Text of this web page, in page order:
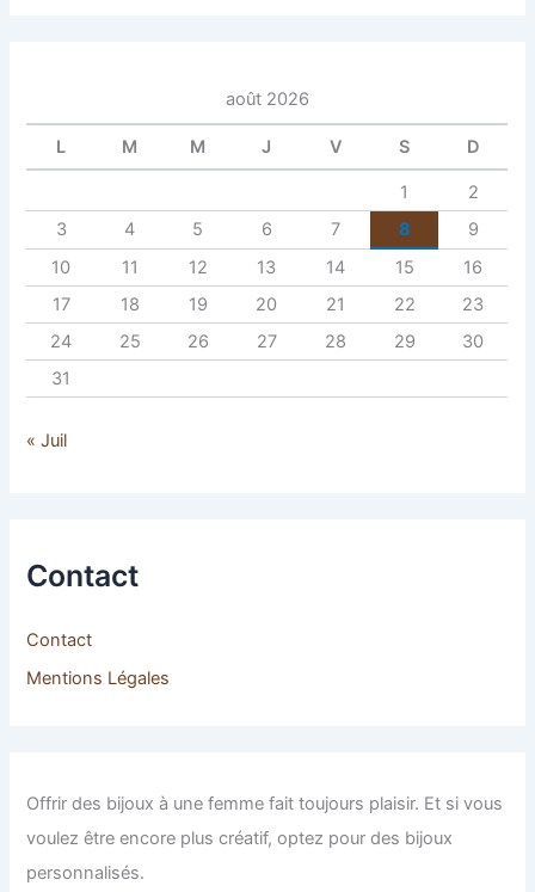
août 2026
L M M J V S D
1
2
3
4 5 6 7 8
9
10
11 12 13 14 15
16
17
18 19 20 21 22
23
24
25 26 27 28 29
30
31
« Juil
Contact
Contact
Mentions Légales
Offrir des bijoux à une femme fait toujours plaisir. Et si vous
voulez être encore plus créatif, optez pour des bijoux
personnalisés.